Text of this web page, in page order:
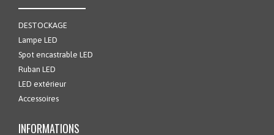
DESTOCKAGE
Lampe LED
Spot encastrable LED
Ruban LED
LED extérieur
Accessoires
INFORMATIONS